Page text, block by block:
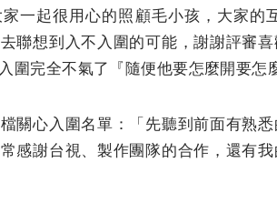
一起很用心的照顧毛小孩，大家
聯想到入不入圍的可能，謝謝評審
圍完全不氣了『隨便他要怎麼開要怎
關心入圍名單：「先聽到前面有熟
感謝台視、製作團隊的合作，還有